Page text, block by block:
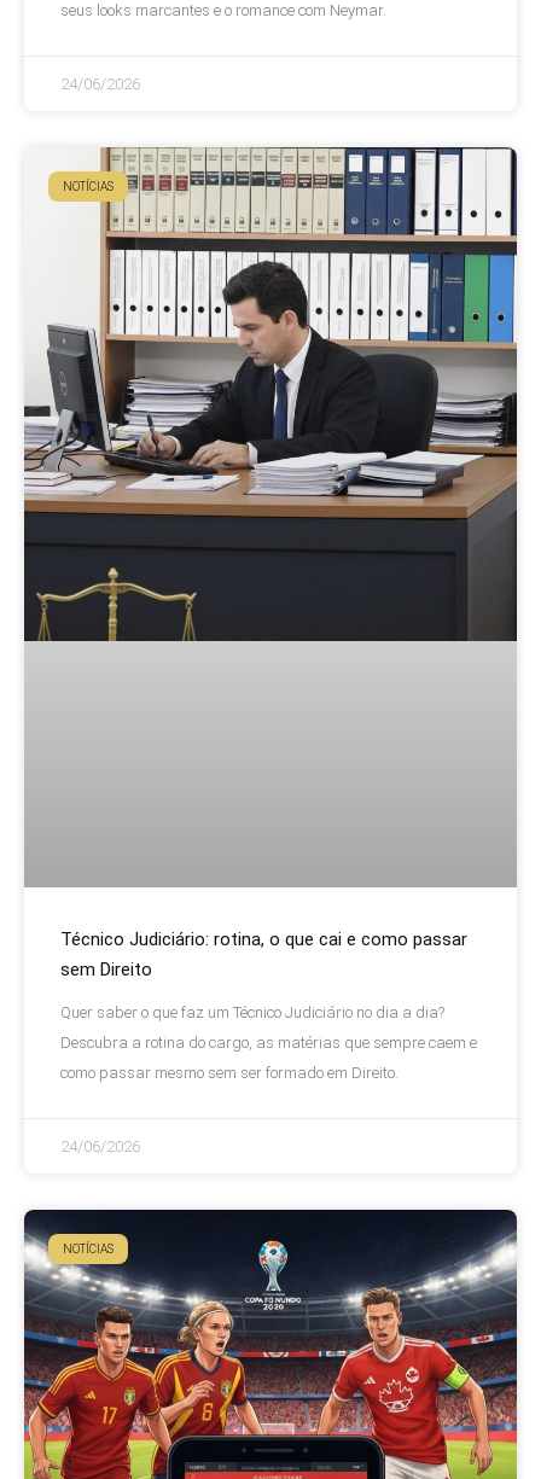
seus looks marcantes e o romance com Neymar.
24/06/2026
NOTÍCIAS
Técnico Judiciário: rotina, o que cai e como passar
sem Direito
Quer saber o que faz um Técnico Judiciário no dia a dia?
Descubra a rotina do cargo, as matérias que sempre caem e
como passar mesmo sem ser formado em Direito.
24/06/2026
NOTÍCIAS